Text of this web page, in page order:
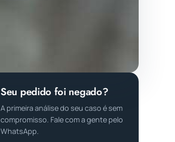
Seu pedido foi negado?
A primeira análise do seu caso é sem
compromisso. Fale com a gente pelo
WhatsApp.